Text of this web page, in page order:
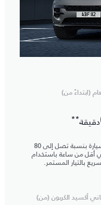
(ابتداءً من)
دقيقة**
اشحن السيارة بنسبة تصل إلى 80
أقل من ساعة باستخدام
بالتيار المستمر.
ثاني أكسيد الكربون (من)